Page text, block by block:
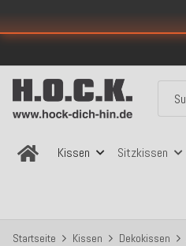
Kissen Sitzkissen
Startseite Kissen Dekokissen